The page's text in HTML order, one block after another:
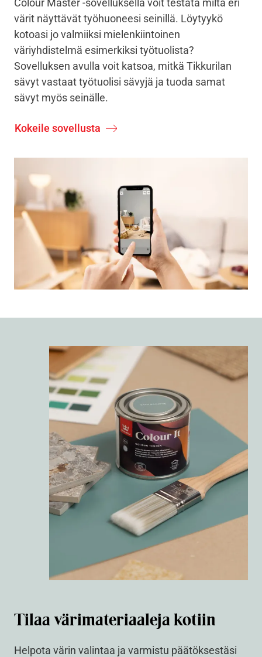
Colour Master -sovelluksella voit testata miltä eri
värit näyttävät työhuoneesi seinillä. Löytyykö
kotoasi jo valmiiksi mielenkiintoinen
väriyhdistelmä esimerkiksi työtuolista?
Sovelluksen avulla voit katsoa, mitkä Tikkurilan
sävyt vastaat työtuolisi sävyjä ja tuoda samat
sävyt myös seinälle.
Kokeile sovellusta
Tilaa värimateriaaleja kotiin
Helpota värin valintaa ja varmistu päätöksestäsi